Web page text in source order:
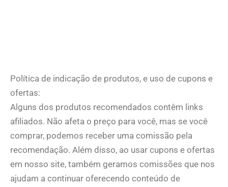
Política de indicação de produtos, e uso de cupons e
ofertas:
Alguns dos produtos recomendados contêm links
afiliados. Não afeta o preço para você, mas se você
comprar, podemos receber uma comissão pela
recomendação. Além disso, ao usar cupons e ofertas
em nosso site, também geramos comissões que nos
ajudam a continuar oferecendo conteúdo de